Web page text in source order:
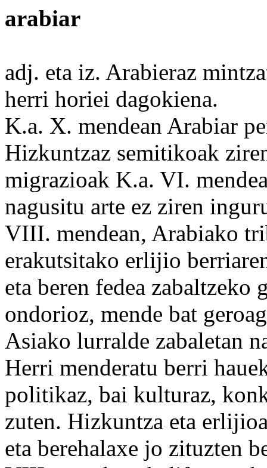
arabiar
adj. eta iz. Arabieraz
herri horiei dagokiena.
K.a. X. mendean Arabiar
Hizkuntzaz semitikoak
migrazioak K.a. VI.
nagusitu arte ez ziren
VIII. mendean, Arabiako
erakutsitako erlijio
eta beren fedea zabaltzeko
ondorioz, mende bat
Asiako lurralde zabaletan
Herri menderatu berri
politikaz, bai kulturaz,
zuten. Hizkuntza eta
eta berehalaxe jo zituzten